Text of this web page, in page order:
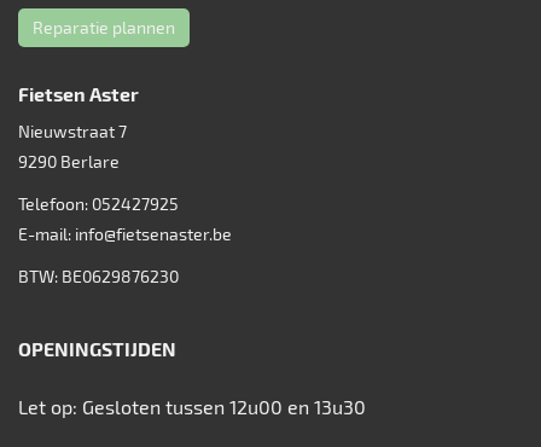
Reparatie plannen
Fietsen Aster
Nieuwstraat 7
9290 Berlare
Telefoon: 052427925
E-mail: info@fietsenaster.be
BTW: BE0629876230
OPENINGSTIJDEN
Let op: Gesloten tussen 12u00 en 13u30